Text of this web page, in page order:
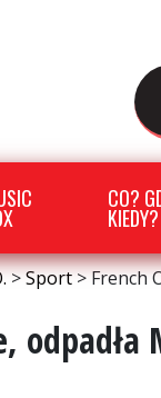
CO?
KIEDY?
>Sport>French
odpadła